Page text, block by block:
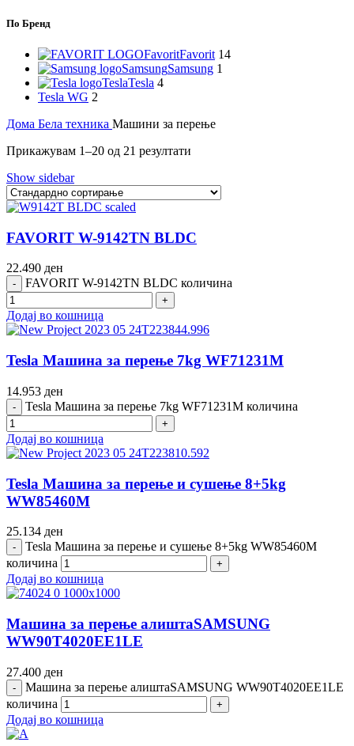
По Бренд
FavoritFavorit 14
SamsungSamsung 1
TeslaTesla 4
Tesla WG 2
Дома Бела техника Машини за перење
Прикажувам 1–20 од 21 резултати
Show sidebar
FAVORIT W-9142TN BLDC
22.490 ден
FAVORIT W-9142TN BLDC количина
Додај во кошница
Tesla Машина за перење 7kg WF71231M
14.953 ден
Tesla Машина за перење 7kg WF71231M количина
Додај во кошница
Tesla Машина за перење и сушење 8+5kg
WW85460M
25.134 ден
Tesla Машина за перење и сушење 8+5kg WW85460M
количина
Додај во кошница
Машина за перење алиштаSAMSUNG
WW90T4020EE1LE
27.400 ден
Машина за перење алиштаSAMSUNG WW90T4020EE1LE
количина
Додај во кошница